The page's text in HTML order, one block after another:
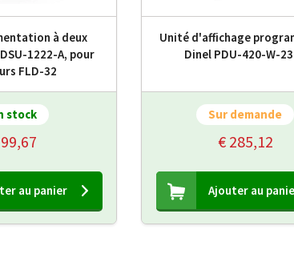
à deux
1222-A, pour
FLD-32
stock
au panier
Unité d'affichage
Dinel PDU-420-W-
Sur demande
€ 285,12
Ajouter au